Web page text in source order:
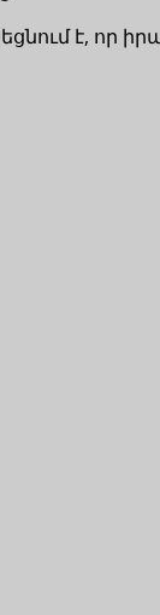
է, որ